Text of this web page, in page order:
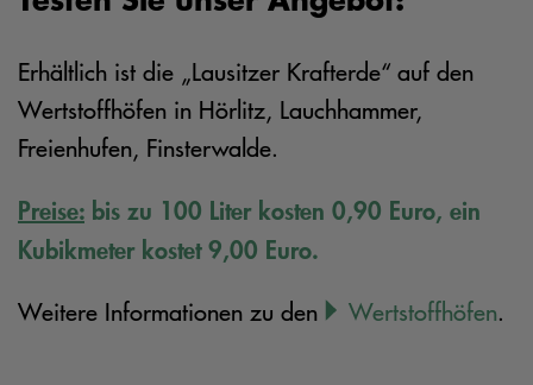
Erhältlich ist die „Lausitzer Krafterde“ auf den
Wertstoffhöfen in Hörlitz, Lauchhammer,
Freienhufen, Finsterwalde.
Preise: bis zu 100 Liter kosten 0,90 Euro, ein
Kubikmeter kostet 9,00 Euro.
Weitere Informationen zu den Wertstoffhöfen.